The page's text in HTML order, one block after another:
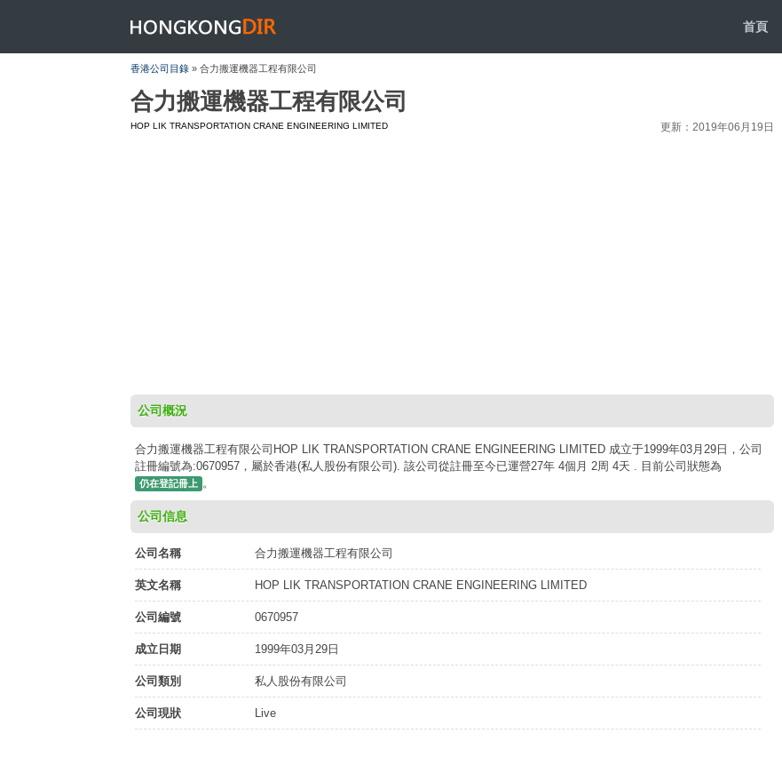
HONGKONGDIR 首頁
香港公司目錄 » 合力搬運機器工程有限公司
合力搬運機器工程有限公司
HOP LIK TRANSPORTATION CRANE ENGINEERING LIMITED 更新：2019年06月19日
公司概況
合力搬運機器工程有限公司HOP LIK TRANSPORTATION CRANE ENGINEERING LIMITED 成立于1999年03月29日，公司
註冊編號為:0670957，屬於香港(私人股份有限公司). 該公司從註冊至今已運營27年 4個月 2周 4天 . 目前公司狀態為
仍在登記冊上 。
公司信息
公司名稱 合力搬運機器工程有限公司
英文名稱 HOP LIK TRANSPORTATION CRANE ENGINEERING LIMITED
公司編號 0670957
成立日期 1999年03月29日
公司類別 私人股份有限公司
公司現狀 Live